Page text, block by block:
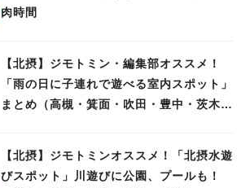
肉時間
【北摂】ジモトミン・編集部オススメ！
「雨の日に子連れで遊べる室内スポット」
まとめ（高槻・箕面・吹田・豊中・茨木・
【北摂】ジモトミンオススメ！「北摂水遊
びスポット」川遊びに公園、プールも！